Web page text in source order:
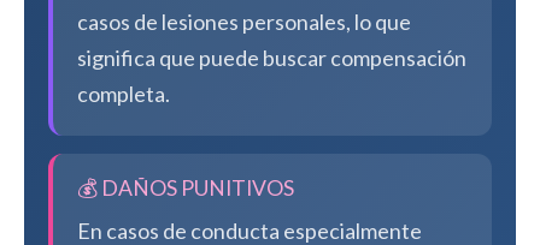
casos de lesiones personales, lo que
significa que puede buscar compensación
completa.
💰 DAÑOS PUNITIVOS
En casos de conducta especialmente